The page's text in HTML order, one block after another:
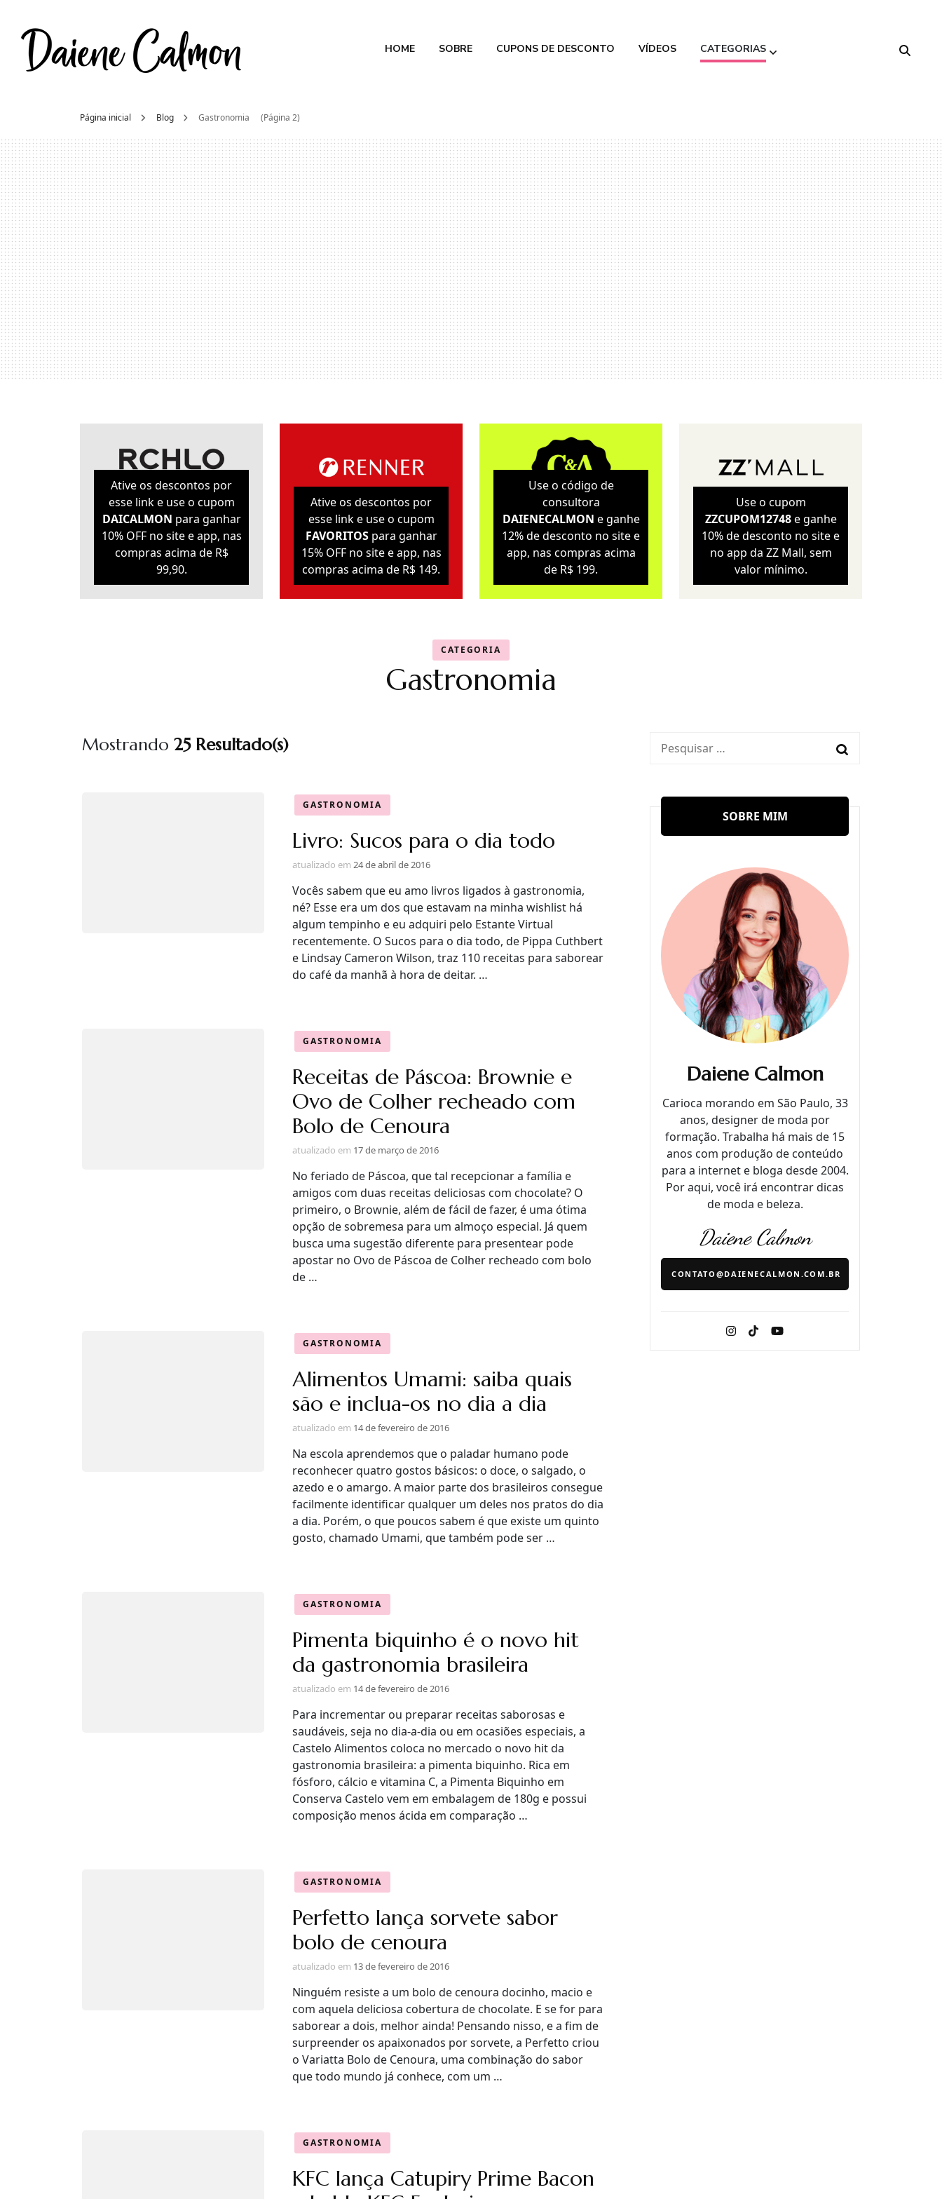
Daiene CalmonHOME SOBRE CUPONS DE DESCONTO VÍDEOS CATEGORIAS
Beleza
Decoração
Gastronomia
Moda
Variedades
Viagem
Sustentabilidade
Wellness
Página inicial Blog Gastronomia (Página 2)
Ative os descontos por
esse link e use o cupom
DAICALMON para ganhar
10% OFF no site e app, nas
compras acima de R$
99,90.
Ative os descontos por
esse link e use o cupom
FAVORITOSpara ganhar
15% OFF no site e app, nas
compras acima de R$ 149.
Use o código de
consultora
DAIENECALMON e ganhe
12% de desconto no site e
app, nas compras acima
de R$ 199.
Use o cupom
ZZCUPOM12748e ganhe
10% de desconto no site e
no app da ZZ Mall, sem
valor mínimo.
CATEGORIA
Gastronomia
Mostrando 25 Resultado(s)
GASTRONOMIA
Livro: Sucos para o dia todo
atualizado em 24 de abril de 2016
Vocês sabem que eu amo livros ligados à gastronomia,
né? Esse era um dos que estavam na minha wishlist há
algum tempinho e eu adquiri pelo Estante Virtual
recentemente. O Sucos para o dia todo, de Pippa Cuthbert
e Lindsay Cameron Wilson, traz 110 receitas para saborear
do café da manhã à hora de deitar. …
GASTRONOMIA
Receitas de Páscoa: Brownie e
Ovo de Colher recheado com
Bolo de Cenoura
atualizado em 17 de março de 2016
No feriado de Páscoa, que tal recepcionar a família e
amigos com duas receitas deliciosas com chocolate? O
primeiro, o Brownie, além de fácil de fazer, é uma ótima
opção de sobremesa para um almoço especial. Já quem
busca uma sugestão diferente para presentear pode
apostar no Ovo de Páscoa de Colher recheado com bolo
de …
GASTRONOMIA
Alimentos Umami: saiba quais
são e inclua-os no dia a dia
atualizado em 14 de fevereiro de 2016
Na escola aprendemos que o paladar humano pode
reconhecer quatro gostos básicos: o doce, o salgado, o
azedo e o amargo. A maior parte dos brasileiros consegue
facilmente identificar qualquer um deles nos pratos do dia
a dia. Porém, o que poucos sabem é que existe um quinto
gosto, chamado Umami, que também pode ser …
GASTRONOMIA
Pimenta biquinho é o novo hit
da gastronomia brasileira
atualizado em 14 de fevereiro de 2016
Para incrementar ou preparar receitas saborosas e
saudáveis, seja no dia-a-dia ou em ocasiões especiais, a
Castelo Alimentos coloca no mercado o novo hit da
gastronomia brasileira: a pimenta biquinho. Rica em
fósforo, cálcio e vitamina C, a Pimenta Biquinho em
Conserva Castelo vem em embalagem de 180g e possui
composição menos ácida em comparação …
GASTRONOMIA
Perfetto lança sorvete sabor
bolo de cenoura
atualizado em 13 de fevereiro de 2016
Ninguém resiste a um bolo de cenoura docinho, macio e
com aquela deliciosa cobertura de chocolate. E se for para
saborear a dois, melhor ainda! Pensando nisso, e a fim de
surpreender os apaixonados por sorvete, a Perfetto criou
o Variatta Bolo de Cenoura, uma combinação do sabor
que todo mundo já conhece, com um …
GASTRONOMIA
KFC lança Catupiry Prime Bacon
Pesquisar
SOBRE MIM
Daiene Calmon
Carioca morando em São Paulo, 33
anos, designer de moda por
formação. Trabalha há mais de 15
anos com produção de conteúdo
para a internet e bloga desde 2004.
Por aqui, você irá encontrar dicas
de moda e beleza.
Daiene Calmon
CONTATO@DAIENECALMON.COM.BR